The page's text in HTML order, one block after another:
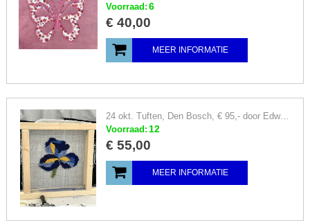
Voorraad: 6
€ 40,00
MEER INFORMATIE
24 okt. Tuften, Den Bosch, € 95,- door Edwin de Klein, tufting
Voorraad: 12
€ 55,00
MEER INFORMATIE